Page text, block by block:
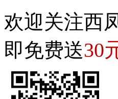
欢迎关注西
即免费送30